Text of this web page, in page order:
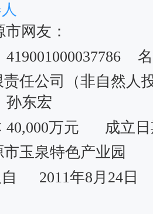
网友：
419001000037786
责任公司（非自然人
孙东宏
40,000万元
成立
玉泉特色产业园
2011年8月24日